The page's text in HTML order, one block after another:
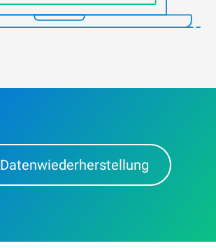
Datenwiederherstellung